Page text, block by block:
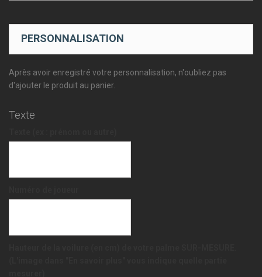
PERSONNALISATION
Après avoir enregistré votre personnalisation, n'oubliez pas
d'ajouter le produit au panier.
Texte